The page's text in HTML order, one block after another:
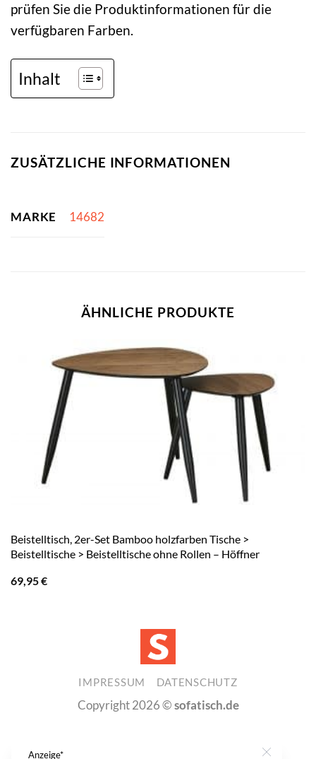
prüfen Sie die Produktinformationen für die
verfügbaren Farben.
Inhalt
ZUSÄTZLICHE INFORMATIONEN
MARKE 14682
ÄHNLICHE PRODUKTE
Beistelltisch, 2er-Set Bamboo holzfarben Tische >
Beistelltische > Beistelltische ohne Rollen – Höffner
69,95€
IMPRESSUM DATENSCHUTZ
Copyright 2026 ©sofatisch.de
Anzeige*